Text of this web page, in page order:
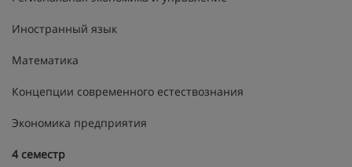
Иностранный язык
Математика
Концепции современного естествознания
Экономика предприятия
4 семестр